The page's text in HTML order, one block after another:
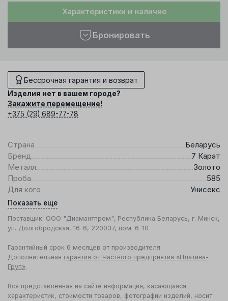
Характеристики и наличие
Бронировать
Бессрочная гарантия и возврат
Изделия нет в вашем городе?
Закажите перемещение!
+375 (29) 689-77-78
Страна
Беларусь
Бренд
7 Карат
Металл
Золото
Проба
585
Для кого
Унисекс
Показать еще
Поставщик: ООО "Диамантпром", Республика Беларусь, г. Минск,
ул. Долгобродская, 16-6, 220037, пом. 6-10
Гарантийный срок 6 месяцев от производителя.
Дополнительная гарантия от Частного предприятия «Платина-
Груп».
Вся представленная на сайте информация, касающаяся
характеристик, стоимости товаров, фотографии изделий, носит